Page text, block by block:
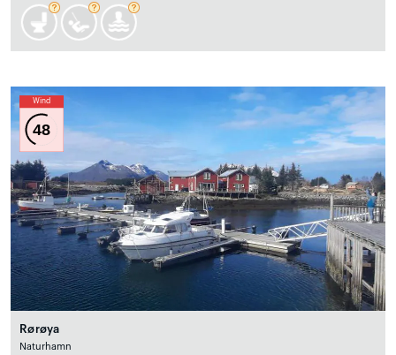
Wind
48
Rørøya
Naturhamn